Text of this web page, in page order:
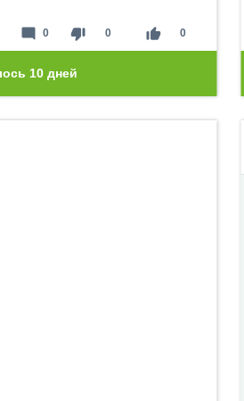
thumb_down 0 thumb_up 0
mode_comment 0
10 дней